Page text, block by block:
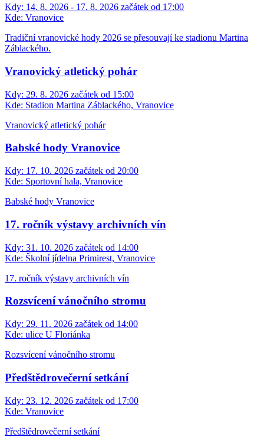
Kdy: 14. 8. 2026 - 17. 8. 2026 začátek od 17:00
Kde: Vranovice
Tradiční vranovické hody 2026 se přesouvají ke stadionu Martina
Záblackého.
Vranovický atletický pohár
Kdy: 29. 8. 2026 začátek od 15:00
Kde: Stadion Martina Záblackého, Vranovice
Vranovický atletický pohár
Babské hody Vranovice
Kdy: 17. 10. 2026 začátek od 20:00
Kde: Sportovní hala, Vranovice
Babské hody Vranovice
17. ročník výstavy archivních vín
Kdy: 31. 10. 2026 začátek od 14:00
Kde: Školní jídelna Primirest, Vranovice
17. ročník výstavy archivních vín
Rozsvícení vánočního stromu
Kdy: 29. 11. 2026 začátek od 14:00
Kde: ulice U Floriánka
Rozsvícení vánočního stromu
Předštědrovečerní setkání
Kdy: 23. 12. 2026 začátek od 17:00
Kde: Vranovice
Předštědrovečerní setkání